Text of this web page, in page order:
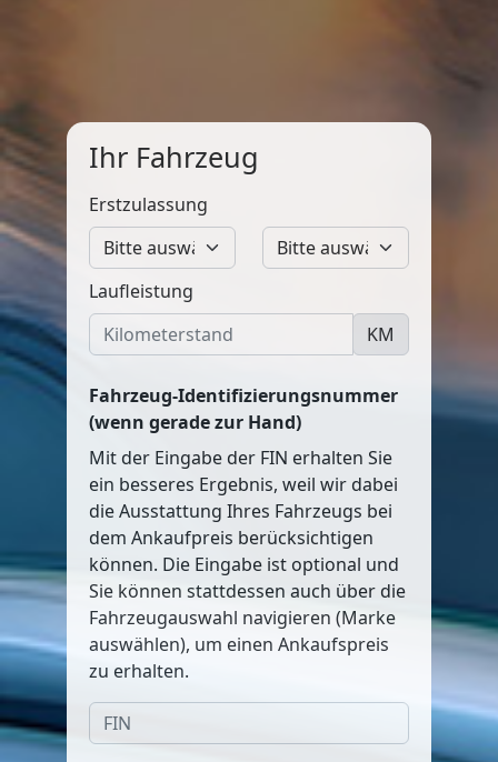
Ihr Fahrzeug
Erstzulassung
Laufleistung
KM
Fahrzeug-Identifizierungsnummer
(wenn gerade zur Hand)
Mit der Eingabe der FIN erhalten Sie
ein besseres Ergebnis, weil wir dabei
die Ausstattung Ihres Fahrzeugs bei
dem Ankaufpreis berücksichtigen
können. Die Eingabe ist optional und
Sie können stattdessen auch über die
Fahrzeugauswahl navigieren (Marke
auswählen), um einen Ankaufspreis
zu erhalten.